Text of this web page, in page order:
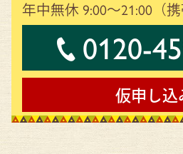
年中無休 9:00～21:00 （
0120-
仮申し込